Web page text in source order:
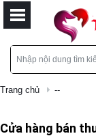
Trang chủ --
Cửa hàng bán